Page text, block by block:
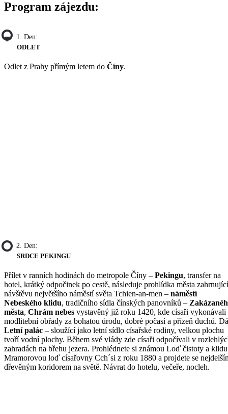
Program zájezdu:
1. Den:
ODLET
Odlet z Prahy přímým letem do Číny.
2. Den:
SRDCE PEKINGU
Přílet v ranních hodinách do metropole Číny – Pekingu, transfer na
hotel, krátký odpočinek po cestě, následuje prohlídka města zahrnující
návštěvu největšího náměstí světa Tchien-an-men – náměstí
Nebeského klidu, tradičního sídla čínských panovníků –
města, Chrám nebes vystavěný již roku 1420, kde císaři vykonávali
modlitební obřady za bohatou úrodu, dobré počasí a přízeň duchů.
Letní palác – sloužící jako letní sídlo císařské rodiny, velkou plochu
tvoří vodní plochy. Během své vlády zde císaři odpočívali v
zahradách na břehu jezera. Prohlédnete si známou Loď čistoty a
Mramorovou loď císařovny Cch´si z roku 1880 a projdete se
dřevěným koridorem na světě. Návrat do hotelu, večeře, nocleh.